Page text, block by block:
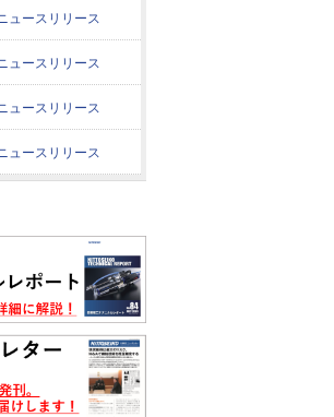
ュースリリース
ュースリリース
ュースリリース
ュースリリース